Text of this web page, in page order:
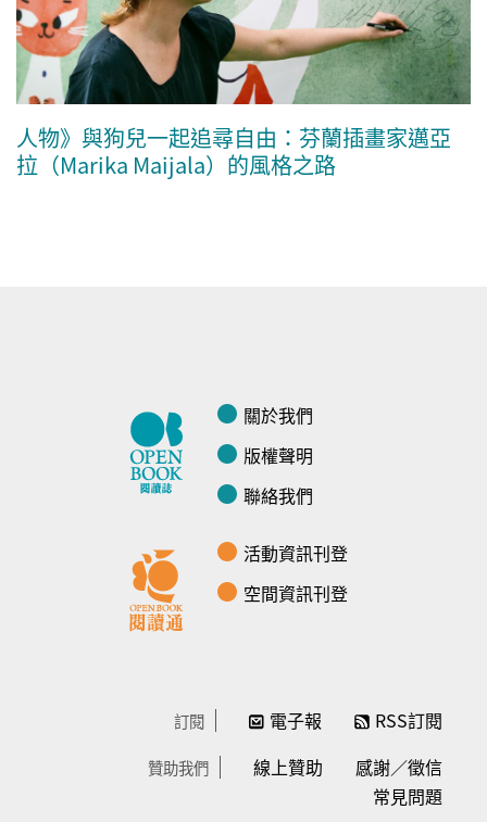
人物》與狗兒一起追尋自由：芬蘭插畫家邁亞
拉（Marika Maijala）的風格之路
關於我們
版權聲明
聯絡我們
活動資訊刊登
空間資訊刊登
訂閱 電子報 RSS訂閱
贊助我們 線上贊助
感謝／徵信
常見問題